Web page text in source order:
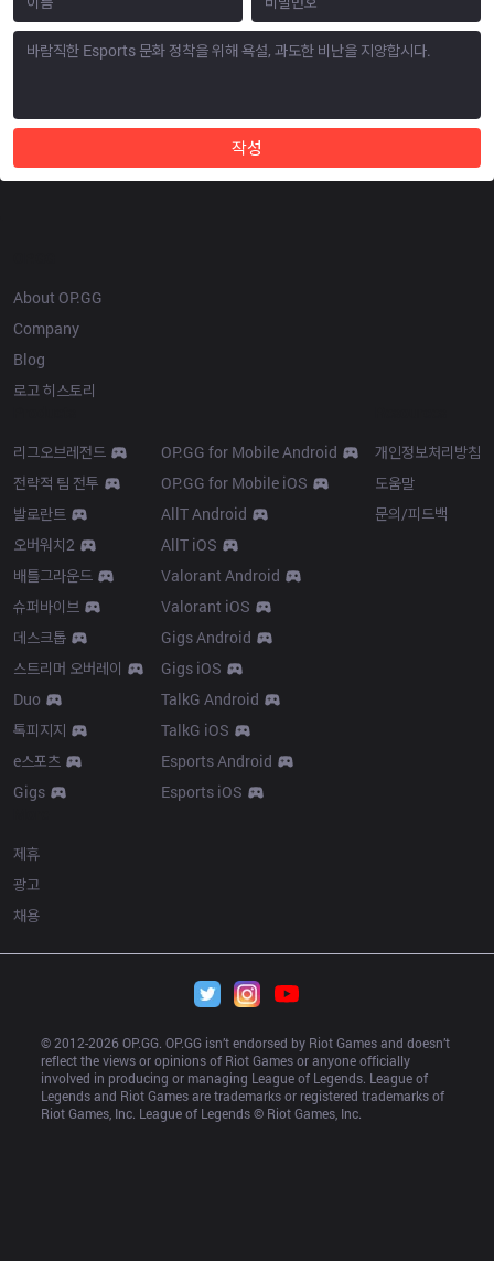
작성
About OP.GG
Company
Blog
로고 히스토리
리그오브레전드
전략적 팀 전투
발로란트
오버워치2
배틀그라운드
슈퍼바이브
데스크톱
스트리머 오버레이
Duo
톡피지지
e스포츠
Gigs
OP.GG for Mobile Android
OP.GG for Mobile iOS
AllT Android
AllT iOS
Valorant Android
Valorant iOS
Gigs Android
Gigs iOS
TalkG Android
TalkG iOS
Esports Android
Esports iOS
개인정보처리방침
도움말
문의/피드백
제휴
광고
채용
© 2012-2026 OP.GG. OP.GG isn’t endorsed by Riot Games and doesn’t
reflect the views or opinions of Riot Games or anyone officially
involved in producing or managing League of Legends. League of
Legends and Riot Games are trademarks or registered trademarks of
Riot Games, Inc. League of Legends © Riot Games, Inc.